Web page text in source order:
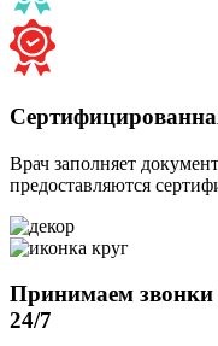
Врач заполняет
предоставляются
Принимаем звонки
24/7